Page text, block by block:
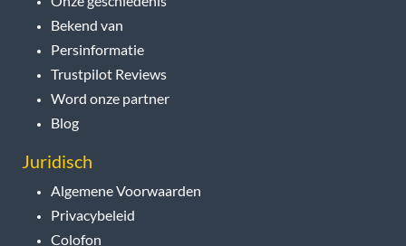
Bekend van
Persinformatie
Trustpilot Reviews
Word onze partner
Blog
Juridisch
Algemene Voorwaarden
Privacybeleid
Colofon